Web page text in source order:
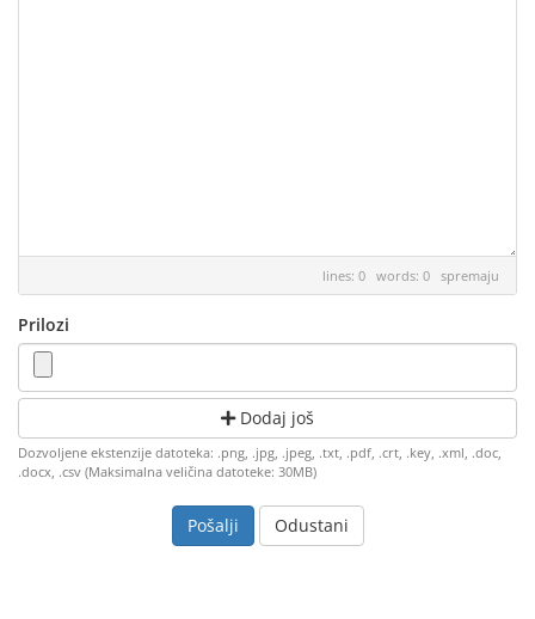
lines: 0 words: 0 spremaju
Prilozi
Dodaj još
Dozvoljene ekstenzije datoteka: .png, .jpg, .jpeg, .txt, .pdf, .crt, .key, .xml, .doc,
.docx, .csv (Maksimalna veličina datoteke: 30MB)
Odustani